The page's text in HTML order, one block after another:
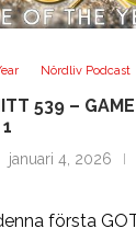
Nördliv Podcast
539 –
januari 4, 2026
första